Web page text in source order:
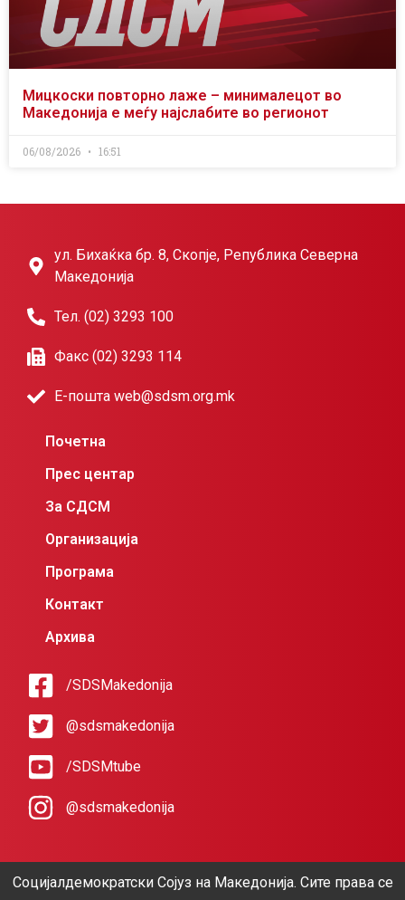
Мицкоски повторно лаже – минималецот во
Македонија е меѓу најслабите во регионот
06/08/2026 16:51
ул. Бихаќка бр. 8, Скопје, Република Северна
Македонија
Тел. (02) 3293 100
Факс (02) 3293 114
Е-пошта web@sdsm.org.mk
Почетна
Прес центар
За СДСМ
Организација
Програма
Контакт
Архива
/SDSMakedonija
@sdsmakedonija
/SDSMtube
@sdsmakedonija
Социјалдемократски Сојуз на Македонија. Сите права се